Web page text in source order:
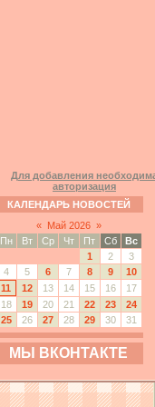
Для добавления
авторизация
КАЛЕНДАРЬ НОВОСТЕЙ
«
Май 2026 »
Пн
Вт Ср Чт Пт Сб
Вс
1
2
3
4
5 6 7 8 9
10
11
12 13 14 15 16
17
18
19 20 21 22 23
24
25
26 27 28 29 30 31
МЫ ВКОНТАКТЕ